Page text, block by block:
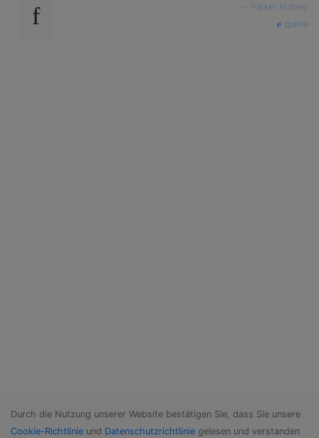
Parker Hubley
quelle
Durch die Nutzung unserer Website bestätigen Sie, dass Sie unsere
Cookie-Richtlinie und Datenschutzrichtlinie gelesen und verstanden